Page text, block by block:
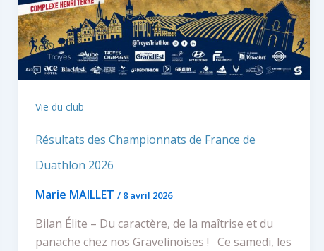
Vie du club
Résultats des Championnats de France de
Duathlon 2026
Marie MAILLET / 8 avril 2026
Bilan Élite – Du caractère, de la maîtrise et du
panache chez nos Gravelinoises ! Ce samedi, les